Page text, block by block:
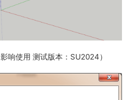
响使用 测试版本：SU2024）